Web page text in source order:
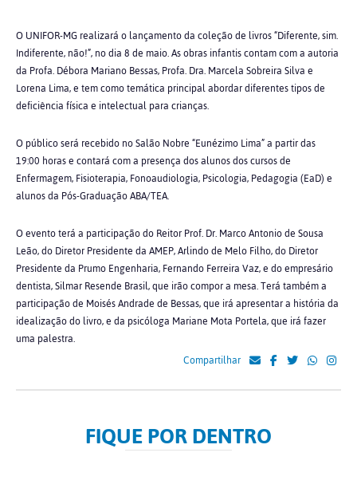
O UNIFOR-MG realizará o lançamento da coleção de livros “Diferente, sim.
Indiferente, não!”, no dia 8 de maio. As obras infantis contam com a autoria
da Profa. Débora Mariano Bessas, Profa. Dra. Marcela Sobreira Silva e
Lorena Lima, e tem como temática principal abordar diferentes tipos de
deficiência física e intelectual para crianças.
O público será recebido no Salão Nobre “Eunézimo Lima” a partir das
19:00 horas e contará com a presença dos alunos dos cursos de
Enfermagem, Fisioterapia, Fonoaudiologia, Psicologia, Pedagogia (EaD) e
alunos da Pós-Graduação ABA/TEA.
O evento terá a participação do Reitor Prof. Dr. Marco Antonio de Sousa
Leão, do Diretor Presidente da AMEP, Arlindo de Melo Filho, do Diretor
Presidente da Prumo Engenharia, Fernando Ferreira Vaz, e do empresário
dentista, Silmar Resende Brasil, que irão compor a mesa. Terá também a
participação de Moisés Andrade de Bessas, que irá apresentar a história da
idealização do livro, e da psicóloga Mariane Mota Portela, que irá fazer
uma palestra.
Compartilhar
FIQUE POR DENTRO